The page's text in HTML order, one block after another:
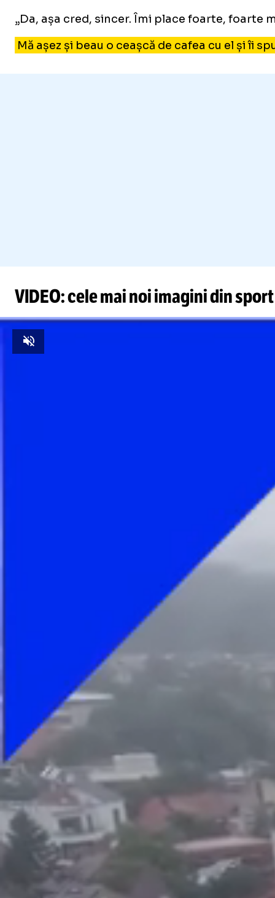
„Da, așa cred, sincer. Îmi place foarte, foarte
Mă așez și beau o ceașcă de cafea cu el și îi
VIDEO: cele mai noi imagini din sport
Unmute